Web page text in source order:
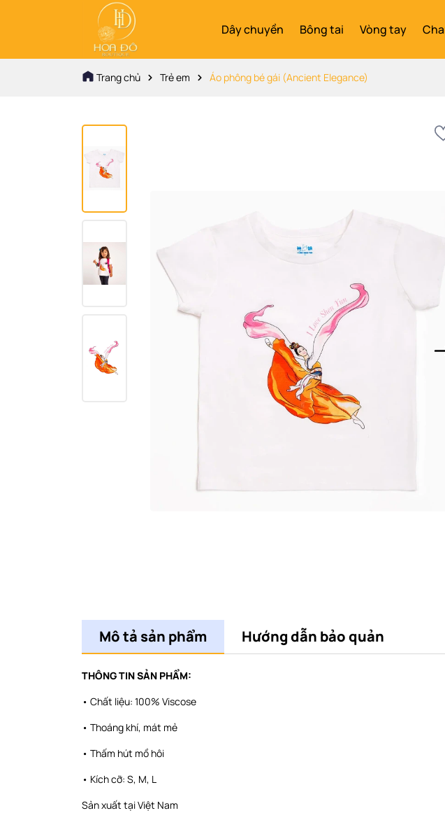
Dây chuyền Bông tai Vòng tay
Trang chủ Trẻ em Áo phông bé gái (Ancient Elegance)
Mô tả sản phẩm Hướng dẫn bảo quản
THÔNG TIN SẢN PHẨM:
• Chất liệu: 100% Viscose
• Thoáng khí, mát mẻ
• Thấm hút mồ hôi
• Kích cỡ: S, M, L
Sản xuất tại Việt Nam